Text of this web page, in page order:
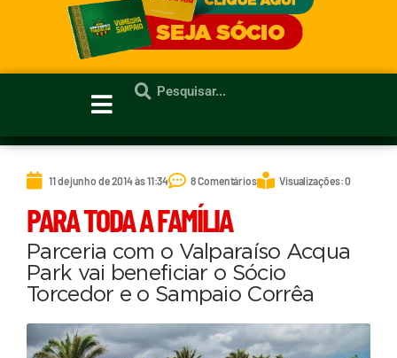
11 de junho de 2014 às 11:34 8 Comentários Visualizações: 0
PARA TODA A FAMÍLIA
Parceria com o Valparaíso Acqua
Park vai beneficiar o Sócio
Torcedor e o Sampaio Corrêa